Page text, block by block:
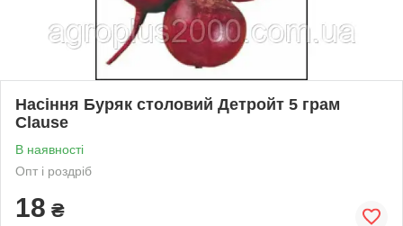
Насіння Буряк столовий Детройт 5 грам
Clause
В наявності
Опт і роздріб
18 ₴